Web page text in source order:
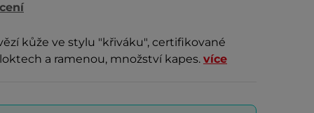
kůže ve stylu "křiváku", certifikované
a ramenou, množství kapes. více